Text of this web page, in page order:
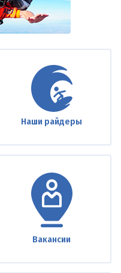
Наши райдеры
Вакансии